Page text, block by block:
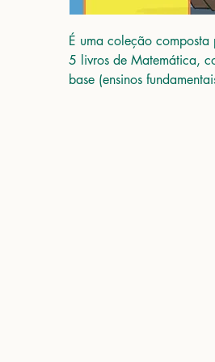
É uma coleção
5 livros de Matemática,
base (ensinos